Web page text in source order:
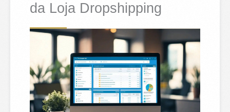
da Loja Dropshipping